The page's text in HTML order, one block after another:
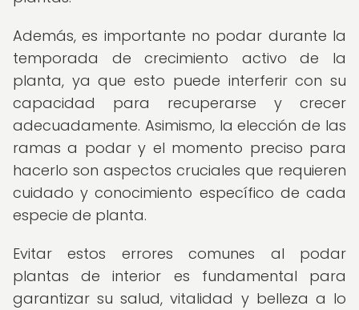
Además, es importante no podar durante la
temporada de crecimiento activo de la
planta, ya que esto puede interferir con su
capacidad para recuperarse y crecer
adecuadamente. Asimismo, la elección de las
ramas a podar y el momento preciso para
hacerlo son aspectos cruciales que requieren
cuidado y conocimiento específico de cada
especie de planta.
Evitar estos errores comunes al podar
plantas de interior es fundamental para
garantizar su salud, vitalidad y belleza a lo